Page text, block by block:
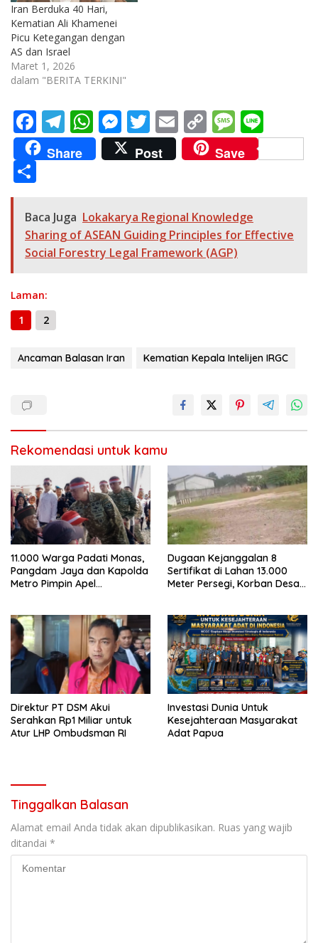
Iran Berduka 40 Hari,
Kematian Ali Khamenei
Picu Ketegangan dengan
AS dan Israel
Maret 1, 2026
dalam "BERITA TERKINI"
F
ac
e
o
o
k
T
el
e
a
m
W
h
at
A
p
p
M
e
ss
n
g
er
T
w
itt
E
m
ai
C
o
p
Li
n
k
M
e
ss
g
e
n
e
Share Post Save
ar
e
Baca Juga Lokakarya Regional Knowledge
Sharing of ASEAN Guiding Principles for Effective
Social Forestry Legal Framework (AGP)
Laman:
1
2
Ancaman Balasan Iran Kematian Kepala Intelijen IRGC
Rekomendasi untuk kamu
11.000 Warga Padati Monas,
Pangdam Jaya dan Kapolda
Metro Pimpin Apel
Dugaan Kejanggalan 8
Sertifikat di Lahan 13.000
Meter Persegi, Korban Desak
Direktur PT DSM Akui
Serahkan Rp1 Miliar untuk
Atur LHP Ombudsman RI
Investasi Dunia Untuk
Kesejahteraan Masyarakat
Adat Papua
Tinggalkan Balasan
Alamat email Anda tidak akan dipublikasikan. Ruas yang wajib
ditandai *